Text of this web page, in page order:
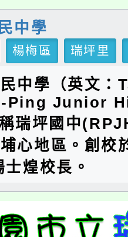
中學
楊梅區 瑞坪里
中學（英文：
Ping Junior
瑞坪國中
心地區。創校
煌校長。